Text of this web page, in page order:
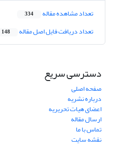
تعداد مشاهده مقاله 334
تعداد دریافت فایل اصل مقاله 148
دسترسی سریع
صفحه اصلی
درباره نشریه
اعضای هیات تحریریه
ارسال مقاله
تماس با ما
نقشه سایت